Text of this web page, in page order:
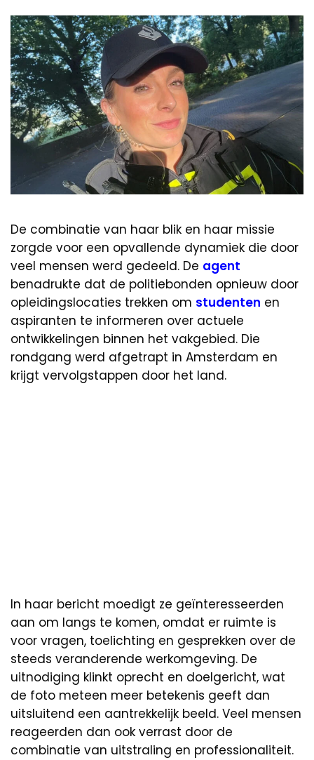
De combinatie van haar blik en haar missie
zorgde voor een opvallende dynamiek die door
veel mensen werd gedeeld. De agent
benadrukte dat de politiebonden opnieuw door
opleidingslocaties trekken om studenten en
aspiranten te informeren over actuele
ontwikkelingen binnen het vakgebied. Die
rondgang werd afgetrapt in Amsterdam en
krijgt vervolgstappen door het land.
In haar bericht moedigt ze geïnteresseerden
aan om langs te komen, omdat er ruimte is
voor vragen, toelichting en gesprekken over de
steeds veranderende werkomgeving. De
uitnodiging klinkt oprecht en doelgericht, wat
de foto meteen meer betekenis geeft dan
uitsluitend een aantrekkelijk beeld. Veel mensen
reageerden dan ook verrast door de
combinatie van uitstraling en professionaliteit.